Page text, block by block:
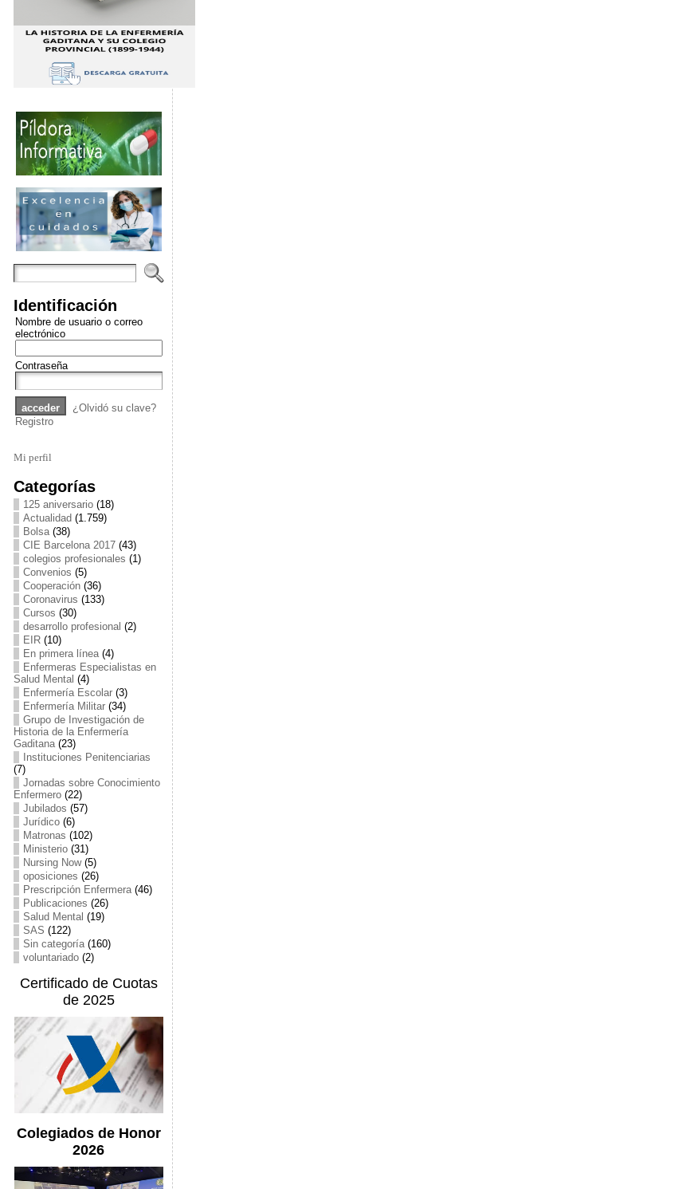
Identificación
Nombre de usuario o correo
electrónico
Contraseña
¿Olvidó su clave?
Registro
Mi perfil
Categorías
125 aniversario(18)
Actualidad (1.759)
Bolsa(38)
CIE Barcelona 2017(43)
colegios profesionales (1)
Convenios (5)
Cooperación(36)
Coronavirus (133)
Cursos (30)
desarrollo profesional (2)
EIR(10)
En primera línea(4)
Enfermeras Especialistas en
Salud Mental (4)
Enfermería Escolar(3)
Enfermería Militar(34)
Grupo de Investigación de
Historia de la Enfermería
Gaditana(23)
Instituciones Penitenciarias
(7)
Jornadas sobre Conocimiento
Enfermero(22)
Jubilados (57)
Jurídico(6)
Matronas (102)
Ministerio(31)
Nursing Now(5)
oposiciones (26)
Prescripción Enfermera(46)
Publicaciones (26)
Salud Mental (19)
SAS (122)
Sin categoría(160)
voluntariado(2)
Certificado de Cuotas
de 2025
Colegiados de Honor
2026